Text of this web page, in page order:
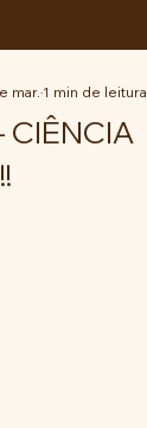
CIÊNCIA
mar.1 min de leitura